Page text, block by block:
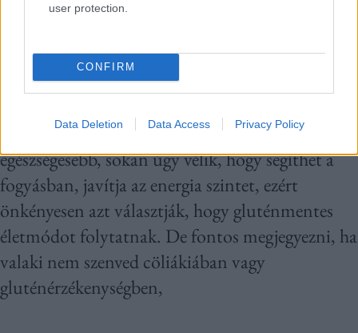
user protection.
CONFIRM
Data Deletion Data Access Privacy Policy
valóban robbanásszerűen megnőtt azok körében
is, akik nem szorulnak orvosi indokból
trendje az a gondolat, hogy gluténmentesen élni
egészségesebb, sokan úgy vélik, hogy segíthet a
fogyásban, javítja az energia szintet, ezért
önkényesen azt választják, hogy gluténmentes
életmódot folytatnak. De fontos megjegyezni, ha
valaki nem szenved cöliákiában vagy
gluténérzékenységben,